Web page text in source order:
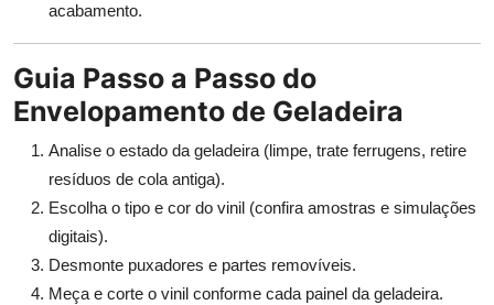
acabamento.
Guia Passo a Passo do
Envelopamento de Geladeira
Analise o estado da geladeira (limpe, trate ferrugens, retire
resíduos de cola antiga).
Escolha o tipo e cor do vinil (confira amostras e simulações
digitais).
Desmonte puxadores e partes removíveis.
Meça e corte o vinil conforme cada painel da geladeira.